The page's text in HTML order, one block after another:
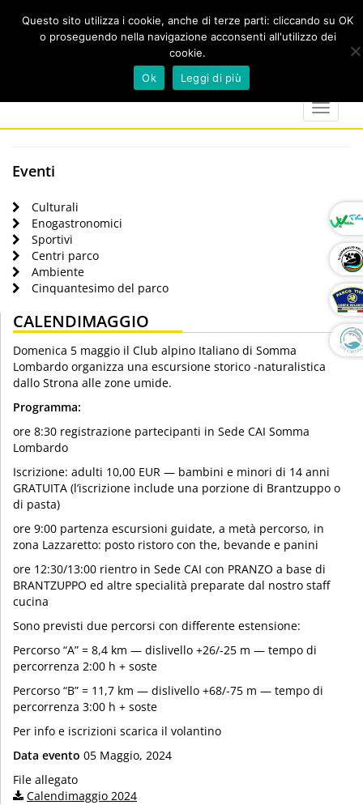
marker
calendar
Toggle
Eventi
Culturali
Enogastronomici
Sportivi
Centri parco
Ambiente
Cinquantesimo del parco
CALENDIMAGGIO
Domenica 5 maggio il Club alpino Italiano di Somma
Lombardo organizza una escursione storico -naturalistica
dallo Strona alle zone umide.
Programma:
ore 8:30 registrazione partecipanti in Sede CAI Somma
Lombardo
Iscrizione: adulti 10,00 EUR — bambini e minori di 14 anni
GRATUITA (l’iscrizione include una porzione di Brantzuppo o
di pasta)
ore 9:00 partenza escursioni guidate, a metà percorso, in
zona Lazzaretto: posto ristoro con the, bevande e panini
ore 12:30/13:00 rientro in Sede CAI con PRANZO a base di
BRANTZUPPO ed altre specialità preparate dal nostro staff
cucina
Sono previsti due percorsi con differente estensione:
Percorso “A” = 8,4 km — dislivello +26/-25 m — tempo di
percorrenza 2:00 h + soste
Percorso “B” = 11,7 km — dislivello +68/-75 m — tempo di
percorrenza 3:00 h + soste
Per info e iscrizioni scarica il volantino
Data evento 05 Maggio, 2024
File allegato
Calendimaggio 2024
Questo sito utilizza i cookie, anche di terze parti: cliccando su OK
o proseguendo nella navigazione acconsenti all'utilizzo dei
cookie.
Ok
Leggi di più